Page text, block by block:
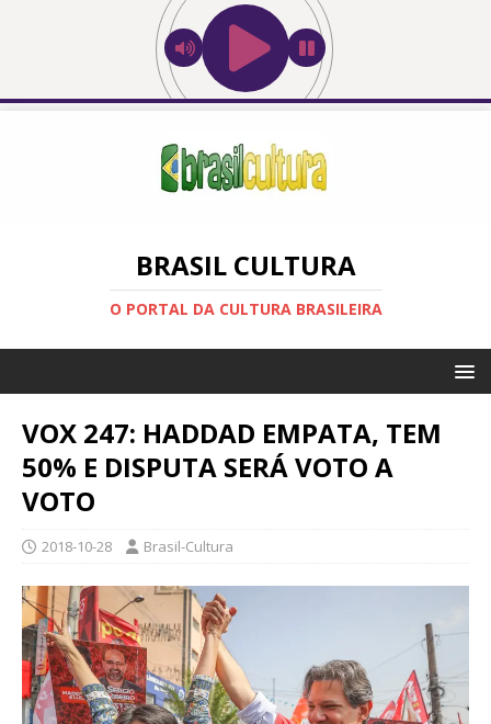
BRASIL CULTURA
O PORTAL DA CULTURA BRASILEIRA
VOX 247: HADDAD EMPATA, TEM
50% E DISPUTA SERÁ VOTO A
VOTO
2018-10-28 Brasil-Cultura